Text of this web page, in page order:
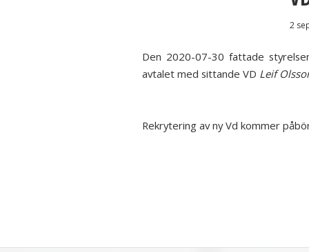
2
Den 2020-07-30 fattade
avtalet med sittande VD Leif
Rekrytering av ny Vd kommer